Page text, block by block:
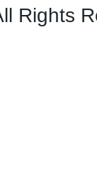
Rights